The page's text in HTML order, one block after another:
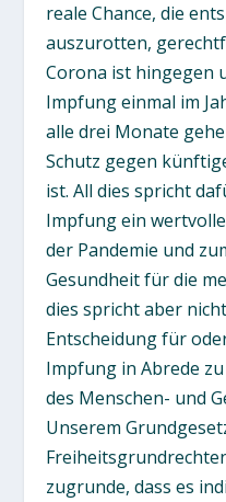
reale Chance, die
auszurotten,
Corona ist hingegen
Impfung einmal im
alle drei Monate
Schutz gegen
ist. All dies spricht
Impfung ein
der Pandemie und
Gesundheit für die
dies spricht aber
Entscheidung für
Impfung in Abrede
des Menschen- und
Unserem
zugrunde, dass es